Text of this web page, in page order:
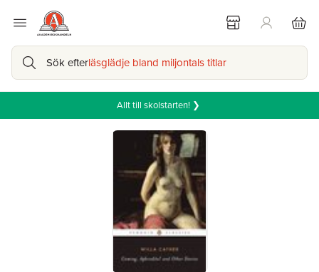
Sök efterläsglädje bland miljontals titlar
Allt till skolstarten! ❯